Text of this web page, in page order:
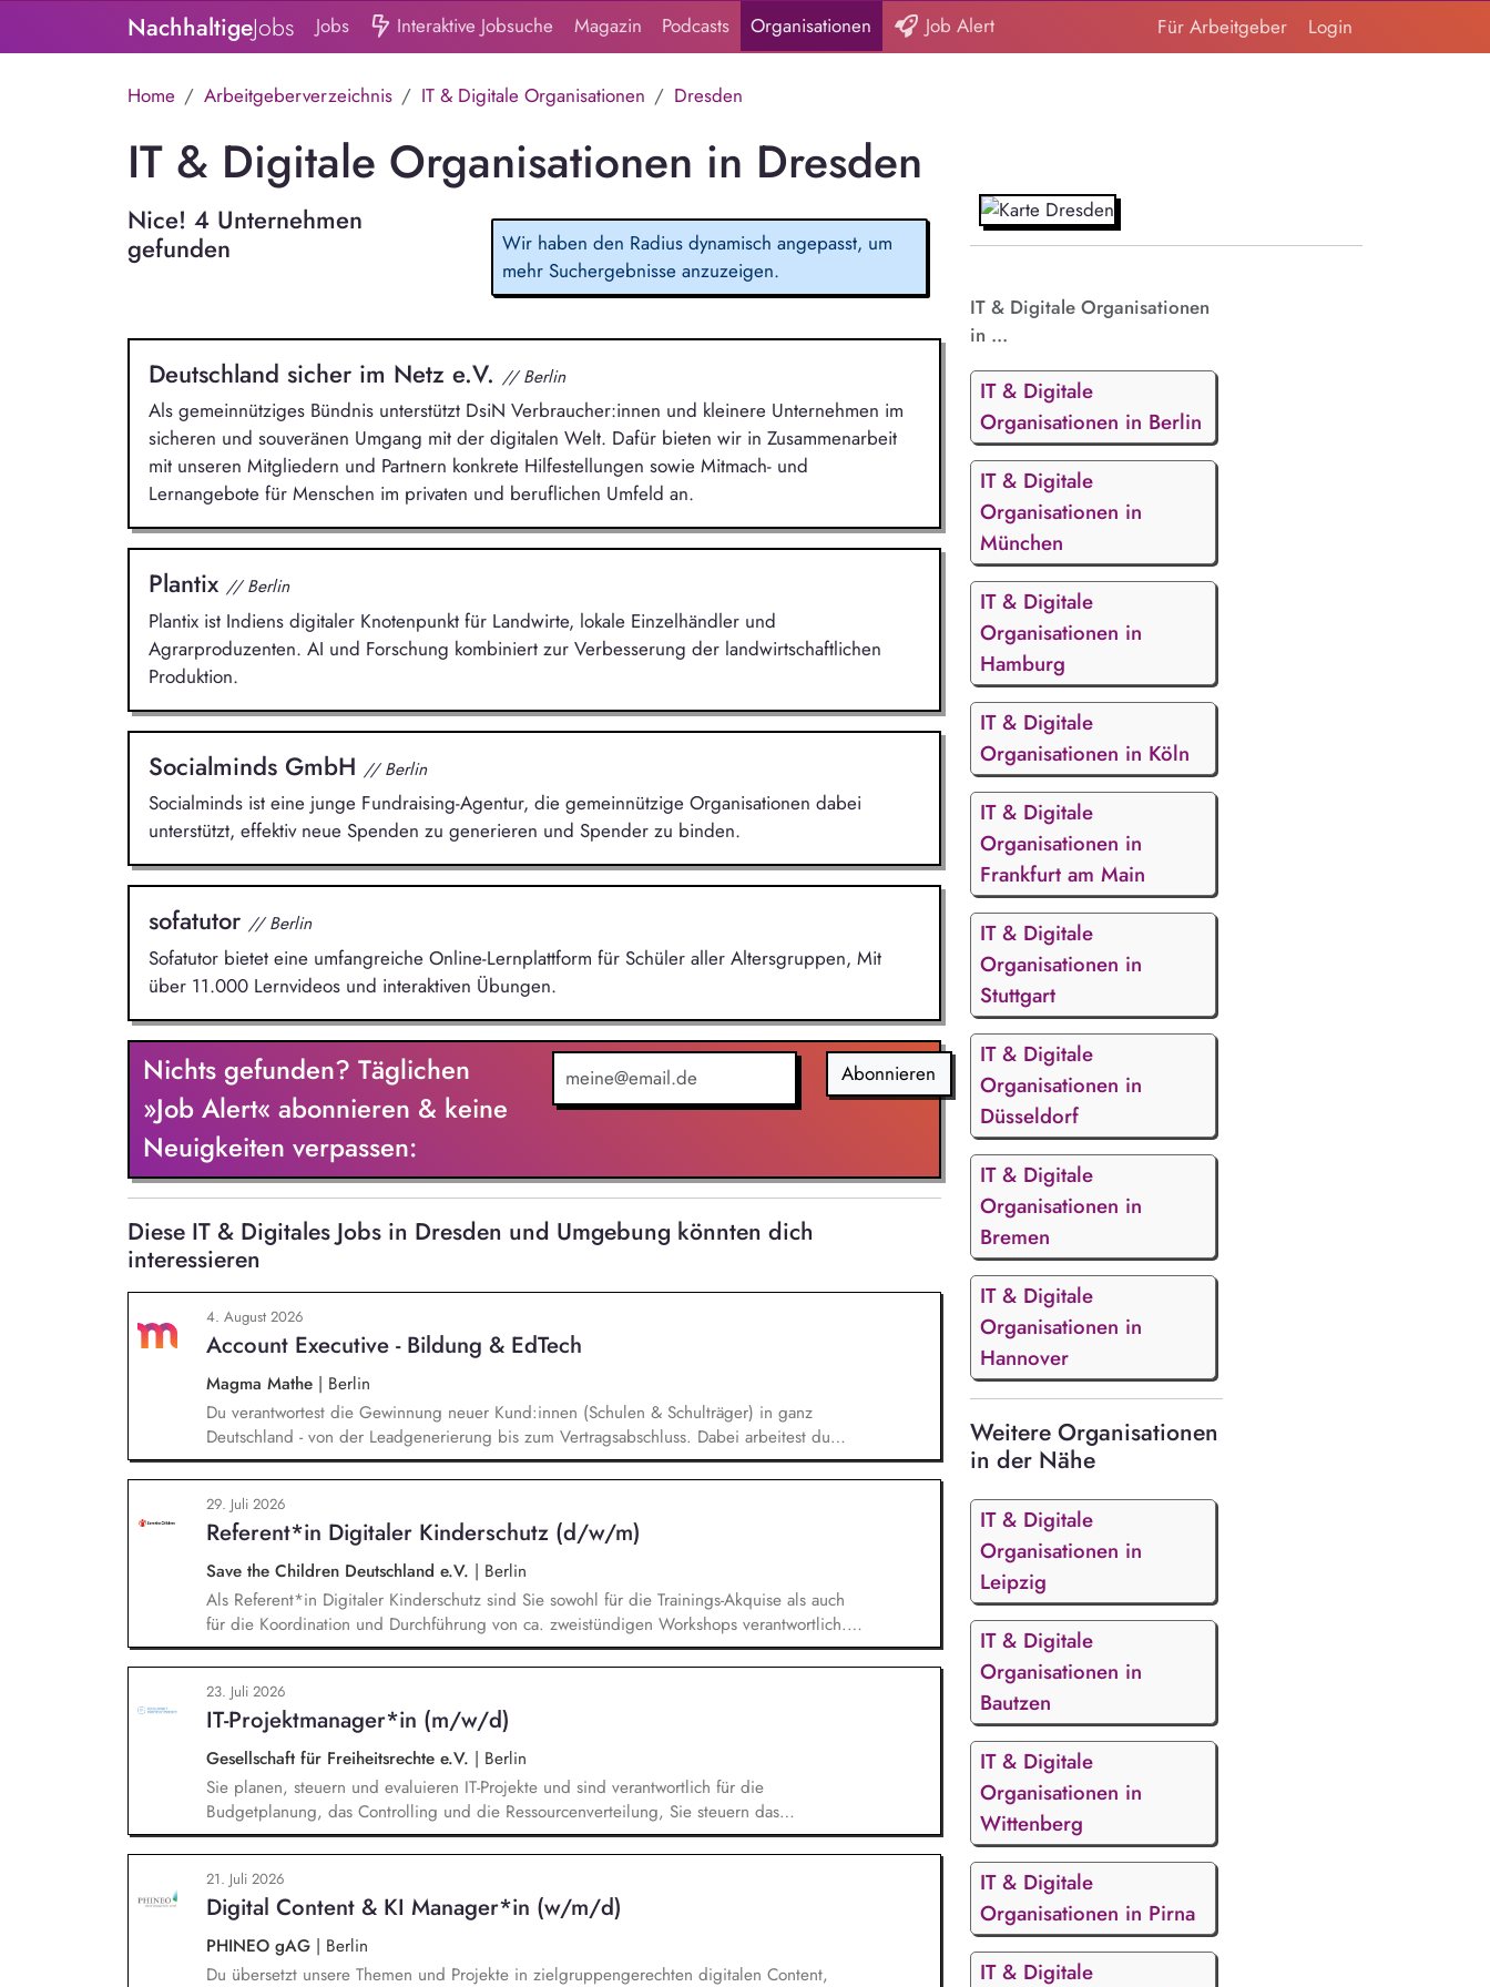
NachhaltigeJobs Jobs Interaktive Jobsuche Magazin Podcasts Organisationen Job Alert Für Arbeitgeber Login
Home Arbeitgeberverzeichnis IT & Digitale Organisationen Dresden
IT & Digitale Organisationen in Dresden
Nice! 4 Unternehmen
gefunden
Wir haben den Radius dynamisch angepasst, um
mehr Suchergebnisse anzuzeigen.
Deutschland sicher im Netz e.V. // Berlin
Als gemeinnütziges Bündnis unterstützt DsiN Verbraucher:innen und kleinere Unternehmen im
sicheren und souveränen Umgang mit der digitalen Welt. Dafür bieten wir in Zusammenarbeit
mit unseren Mitgliedern und Partnern konkrete Hilfestellungen sowie Mitmach- und
Lernangebote für Menschen im privaten und beruflichen Umfeld an.
Plantix // Berlin
Plantix ist Indiens digitaler Knotenpunkt für Landwirte, lokale Einzelhändler und
Agrarproduzenten. AI und Forschung kombiniert zur Verbesserung der landwirtschaftlichen
Produktion.
Socialminds GmbH // Berlin
Socialminds ist eine junge Fundraising-Agentur, die gemeinnützige Organisationen dabei
unterstützt, effektiv neue Spenden zu generieren und Spender zu binden.
sofatutor // Berlin
Sofatutor bietet eine umfangreiche Online-Lernplattform für Schüler aller Altersgruppen, Mit
über 11.000 Lernvideos und interaktiven Übungen.
Nichts gefunden? Täglichen
»Job Alert« abonnieren & keine
Neuigkeiten verpassen:
Abonnieren
Diese IT & Digitales Jobs in Dresden und Umgebung könnten dich
interessieren
4. August 2026
Account Executive - Bildung & EdTech
Magma Mathe | Berlin
Du verantwortest die Gewinnung neuer Kund:innen (Schulen & Schulträger) in ganz
Deutschland - von der Leadgenerierung bis zum Vertragsabschluss. Dabei arbeitest du
sowohl mit selbst generierten Leads als auch mit qualifizierten Inbound-Anfragen in einem
typischen Sales-Zyklus von rund zwei Monaten. Außerdem repräsentierst du uns auf
Messen, Konferenzen und Veranstaltungen im Bildungsbereich und trägst aktiv dazu bei,
unsere Marke in Deutschland zu etablieren.
29. Juli 2026
Referent*in Digitaler Kinderschutz (d/w/m)
Save the Children Deutschland e.V. | Berlin
Als Referent*in Digitaler Kinderschutz sind Sie sowohl für die Trainings-Akquise als auch
für die Koordination und Durchführung von ca. zweistündigen Workshops verantwortlich.
Identifikation, Ansprache und Akquise von Institutionen und Organisationen für Trainings
zum sensiblen Umgang mit Kinderfotos und -videos (z. B. Kitas, Schulen, Sportvereine
und -verbände, Jugendverbände, Kinder-/Jugendreiseveranstalter). Eigenständige
Konzeption und Durchführung zielgruppengerechter Trainings in digitalen Formaten sowie
in Präsenz bei Auftraggebern.
23. Juli 2026
IT-Projektmanager*in (m/w/d)
Gesellschaft für Freiheitsrechte e.V. | Berlin
Sie planen, steuern und evaluieren IT-Projekte und sind verantwortlich für die
Budgetplanung, das Controlling und die Ressourcenverteilung, Sie steuern das
Wissensmanagement und begleiten die Migration sowie die fortlaufende Verwaltung
unserer Cloud-Dienste, Sie arbeiten mit der Systemadministration zusammen und sind
dabei verantwortlich für die Kommunikation mit unseren externen Dienstleistern, Sie tragen
die Verantwortung für die Qualität des First-Level-Supports für das GFF-Team.
21. Juli 2026
Digital Content & KI Manager*in (w/m/d)
PHINEO gAG | Berlin
Du übersetzt unsere Themen und Projekte in zielgruppengerechten digitalen Content,
IT & Digitale Organisationen
in ...
IT & Digitale
Organisationen in Berlin
IT & Digitale
Organisationen in
München
IT & Digitale
Organisationen in
Hamburg
IT & Digitale
Organisationen in Köln
IT & Digitale
Organisationen in
Frankfurt am Main
IT & Digitale
Organisationen in
Stuttgart
IT & Digitale
Organisationen in
Düsseldorf
IT & Digitale
Organisationen in
Bremen
IT & Digitale
Organisationen in
Hannover
Weitere Organisationen
in der Nähe
IT & Digitale
Organisationen in
Leipzig
IT & Digitale
Organisationen in
Bautzen
IT & Digitale
Organisationen in
Wittenberg
IT & Digitale
Organisationen in Pirna
IT & Digitale